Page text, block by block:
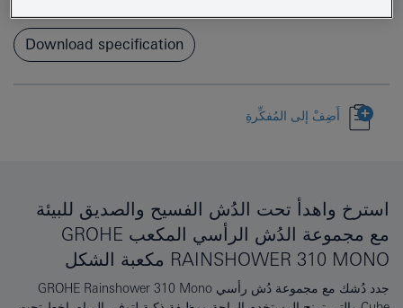
Download specification
أَضِفْ إلى المُفكِّرةِ
استرخ واهدأ تحت الدُش الفسيح والصديق للبيئة
مع مجموعة الدُش الرأسي المكعب GROHE
RAINSHOWER 310 MONO مكعبة الشكل
جدد دُشك مع مجموعة دُش رأسي GROHE Rainshower 310 Mono